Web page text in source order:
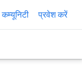
कम्यूनिटी प्रवेश करें